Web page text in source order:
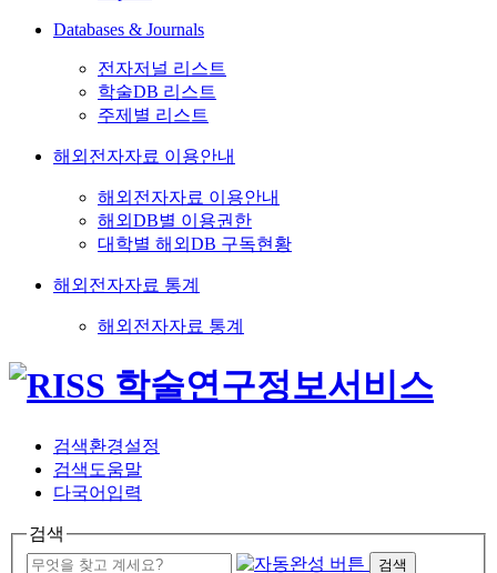
Databases & Journals
전자저널 리스트
학술DB 리스트
주제별 리스트
해외전자자료 이용안내
해외전자자료 이용안내
해외DB별 이용권한
대학별 해외DB 구독현황
해외전자자료 통계
해외전자자료 통계
검색환경설정
검색도움말
다국어입력
검색
검색